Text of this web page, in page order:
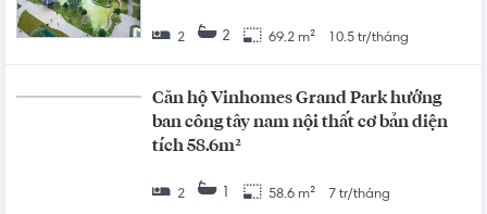
2 2 69.2 m² 10.5 tr/tháng
Căn hộ Vinhomes Grand Park hướng
ban công tây nam nội thất cơ bản diện
tích 58.6m²
2 1 58.6 m² 7 tr/tháng